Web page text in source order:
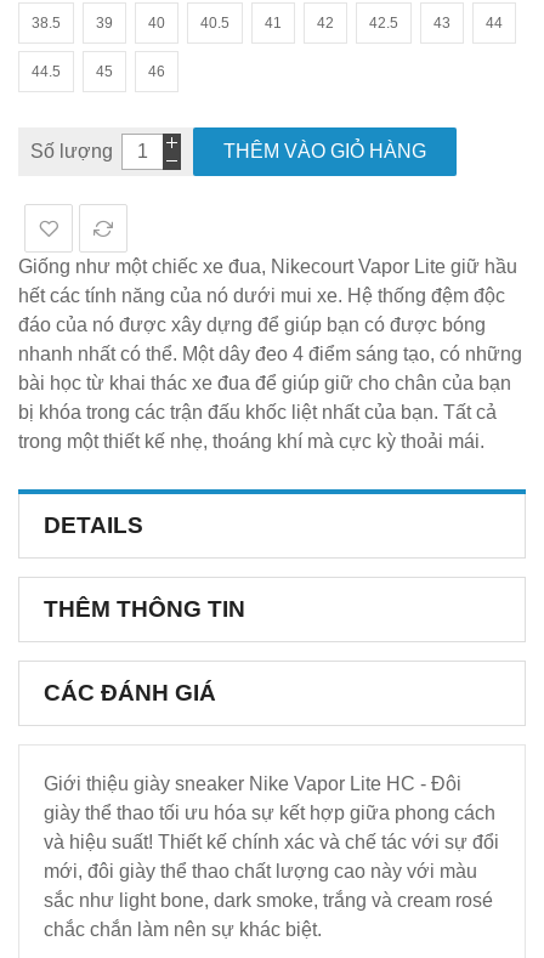
38.5 39 40 40.5 41 42 42.5 43 44
44.5 45 46
Số lượng THÊM VÀO GIỎ HÀNG
Giống như một chiếc xe đua, Nikecourt Vapor Lite giữ hầu
hết các tính năng của nó dưới mui xe. Hệ thống đệm độc
đáo của nó được xây dựng để giúp bạn có được bóng
nhanh nhất có thể. Một dây đeo 4 điểm sáng tạo, có những
bài học từ khai thác xe đua để giúp giữ cho chân của bạn
bị khóa trong các trận đấu khốc liệt nhất của bạn. Tất cả
trong một thiết kế nhẹ, thoáng khí mà cực kỳ thoải mái.
DETAILS
THÊM THÔNG TIN
CÁC ĐÁNH GIÁ
Giới thiệu giày sneaker Nike Vapor Lite HC - Đôi
giày thể thao tối ưu hóa sự kết hợp giữa phong cách
và hiệu suất! Thiết kế chính xác và chế tác với sự đổi
mới, đôi giày thể thao chất lượng cao này với màu
sắc như light bone, dark smoke, trắng và cream rosé
chắc chắn làm nên sự khác biệt.